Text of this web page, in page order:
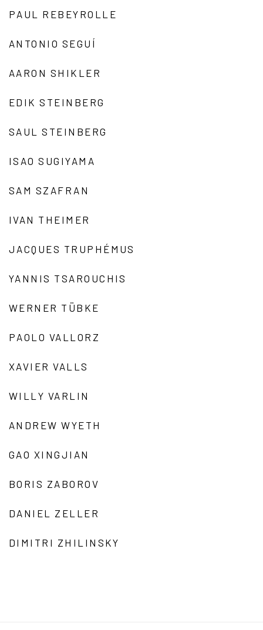
PAUL REBEYROLLE
ANTONIO SEGUÍ
AARON SHIKLER
EDIK STEINBERG
SAUL STEINBERG
ISAO SUGIYAMA
SAM SZAFRAN
IVAN THEIMER
JACQUES TRUPHÉMUS
YANNIS TSAROUCHIS
WERNER TÜBKE
PAOLO VALLORZ
XAVIER VALLS
WILLY VARLIN
ANDREW WYETH
GAO XINGJIAN
BORIS ZABOROV
DANIEL ZELLER
DIMITRI ZHILINSKY